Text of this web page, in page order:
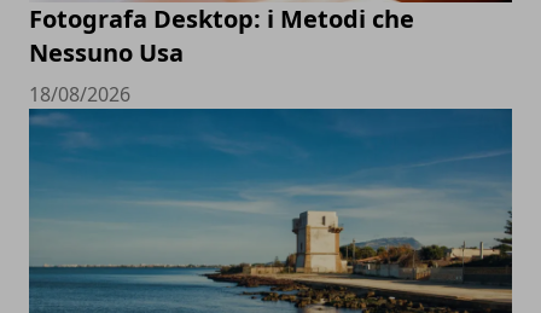
Fotografa Desktop: i Metodi che
Nessuno Usa
18/08/2026